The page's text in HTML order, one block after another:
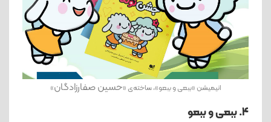
انیمیشن «ببعی و ببعو»، ساخته‌ی «حسین صفارزادگان»
4. ببعی و ببعو